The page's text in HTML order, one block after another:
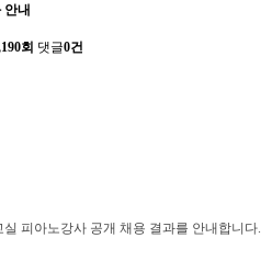
내
회 댓글0건
피아노강사 공개 채용 결과를 안내합니다.